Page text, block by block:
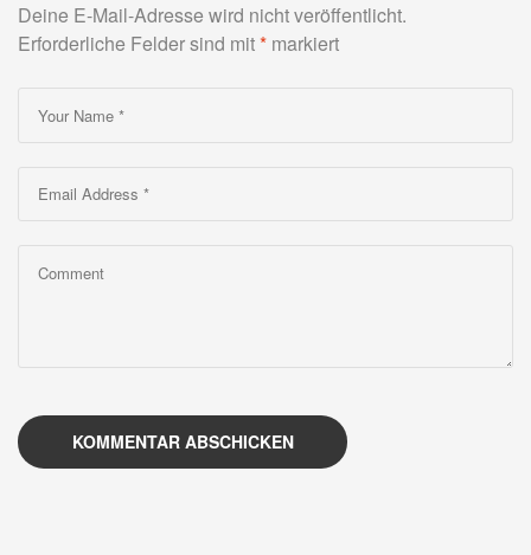
Deine E-Mail-Adresse wird nicht veröffentlicht.
Erforderliche Felder sind mit* markiert
KOMMENTAR ABSCHICKEN